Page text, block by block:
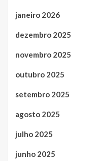
janeiro 2026
dezembro 2025
novembro 2025
outubro 2025
setembro 2025
agosto 2025
julho 2025
junho 2025